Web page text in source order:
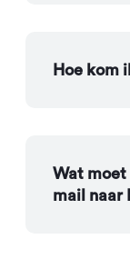
Hoe kom
Wat moet
mail naar